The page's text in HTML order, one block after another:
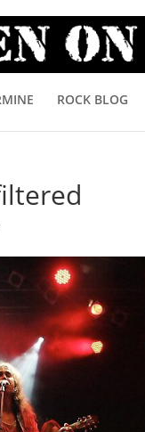
ROCK BLOG